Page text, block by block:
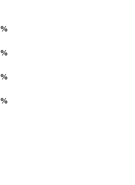
%
%
%
%